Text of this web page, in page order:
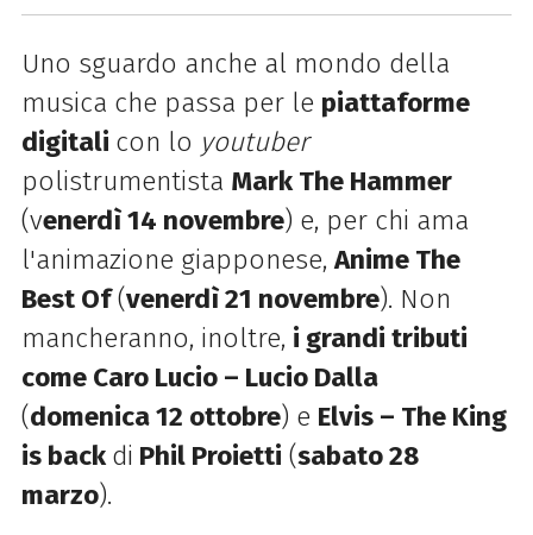
Uno sguardo anche al mondo della
musica che passa per le piattaforme
digitali con lo youtuber
polistrumentista Mark The Hammer
(venerdì 14 novembre) e, per chi ama
l'animazione giapponese,Anime The
Best Of(venerdì 21 novembre). Non
mancheranno, inoltre, i grandi tributi
come Caro Lucio – Lucio Dalla
(domenica 12 ottobre) e Elvis – The King
is backdi Phil Proietti (sabato 28
marzo).